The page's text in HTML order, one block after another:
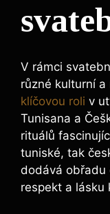
V rámci
různé kulturní a
klíčovou roli v
Tunisana a
rituálů
tuniské, tak
dodává obřadu
respekt a lásku